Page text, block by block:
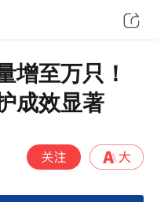
增至万只！
成效显著